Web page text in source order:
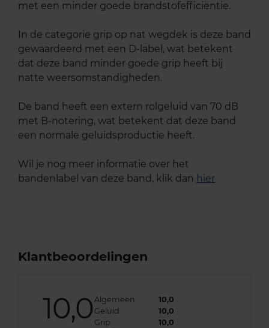
met een minder goede brandstofefficiëntie.
In de categorie grip op nat wegdek is deze band
gewaardeerd met een D-label, wat betekent
dat deze band minder goede grip heeft bij
natte weersomstandigheden.
De band heeft een extern rolgeluid van 70 dB
met B-notering, wat betekent dat deze band
een normale geluidsproductie heeft.
Wil je nog meer informatie over het
bandenlabel van deze band, klik dan hier
Klantbeoordelingen
10,0 Algemeen
10,0
Geluid
10,0
Grip
10,0